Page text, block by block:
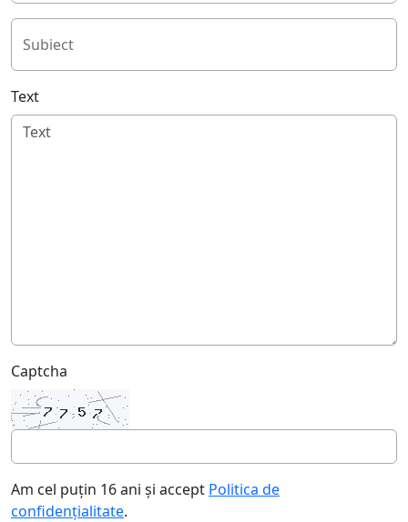
Subiect
Text
Captcha
Am cel puțin 16 ani și accept Politica de
confidențialitate.